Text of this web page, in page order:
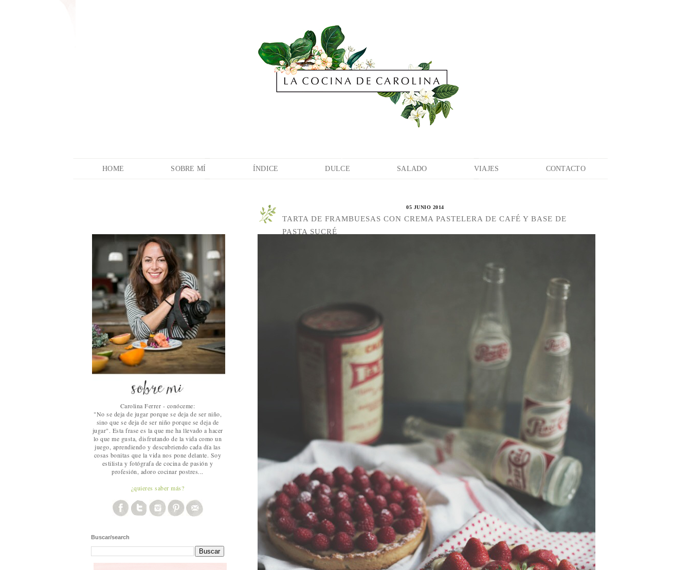
HOME SOBRE MÍ ÍNDICE DULCE SALADO VIAJES CONTACTO
05 JUNIO 2014
TARTA DE FRAMBUESAS CON CREMA PASTELERA DE CAFÉ Y BASE DE
PASTA SUCRÉ
Carolina Ferrer - conóceme:
"No se deja de jugar porque se deja de ser niño,
sino que se deja de ser niño porque se deja de
jugar". Esta frase es la que me ha llevado a hacer
lo que me gusta, disfrutando de la vida como un
juego, aprendiendo y descubriendo cada día las
cosas bonitas que la vida nos pone delante. Soy
estilista y fotógrafa de cocina de pasión y
profesión, adoro cocinar postres...
¿quieres saber más?
Buscar/search